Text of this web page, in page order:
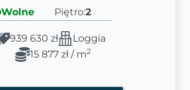
Wolne Piętro:2
939 630 zł
Loggia
15 877 zł / m2